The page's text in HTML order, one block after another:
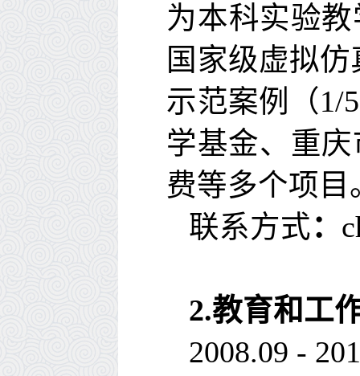
为本科实验
国家级虚拟
示范案例（1/5
学基金、重
费等多个项
联系方式：
2.教育和工
2008.09 -